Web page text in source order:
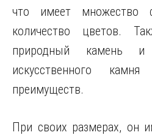
что имеет множество
количество цветов.
природный камень и
искусственного
преимуществ.
При своих размерах, он